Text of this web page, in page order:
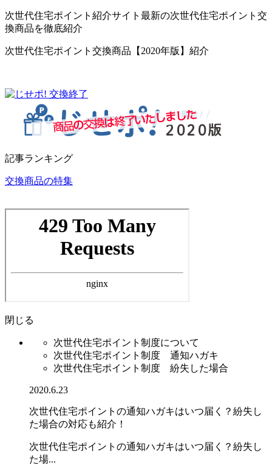
次世代住宅ポイント紹介サイト最新の次世代住宅ポイント交
換商品を徹底紹介
次世代住宅ポイント交換商品【2020年版】紹介
記事ランキング
交換商品の特集
閉じる
次世代住宅ポイント制度について
次世代住宅ポイント制度 通知ハガキ
次世代住宅ポイント制度 紛失した場合
2020.6.23
次世代住宅ポイントの通知ハガキはいつ届く？紛失し
た場合の対応も紹介！
次世代住宅ポイントの通知ハガキはいつ届く？紛失し
た場...